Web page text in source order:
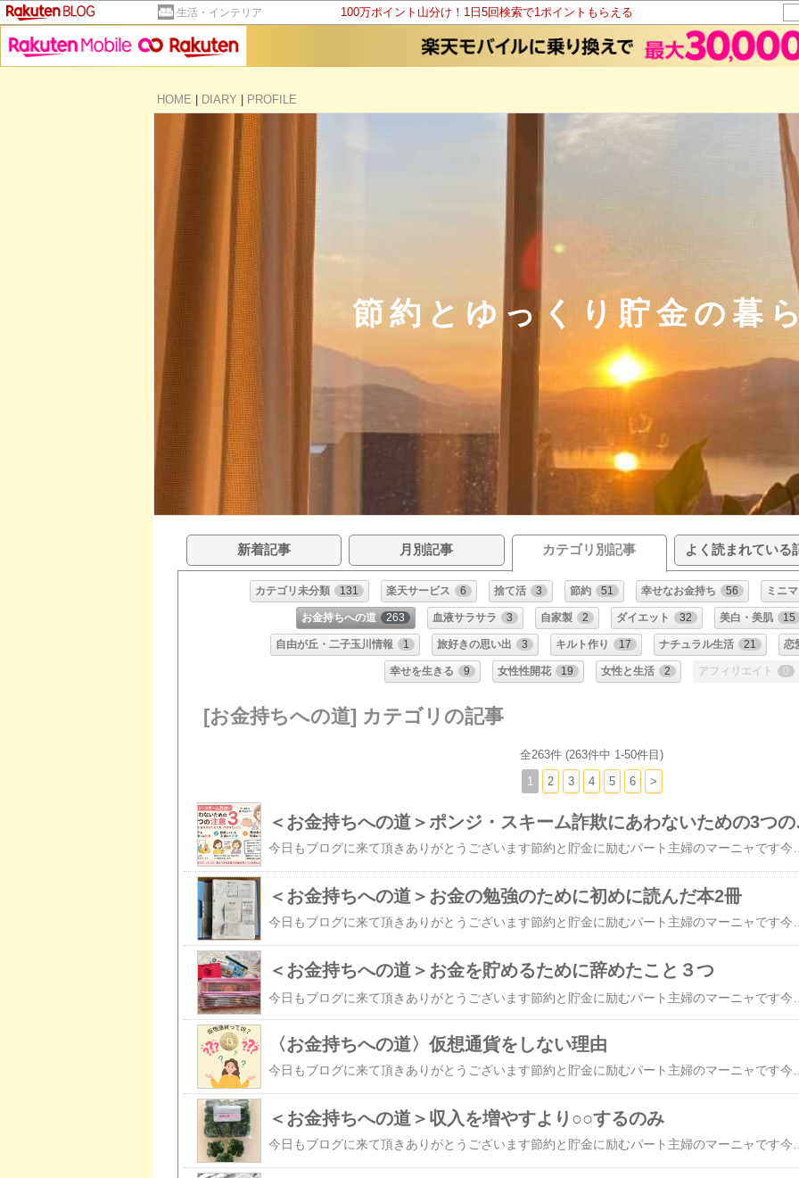
生活・インテリア 100万ポイント山分け！1日5回検索で1ポイントもらえる
HOME
DIARY PROFILE
節約とゆっくり貯金の暮
新着記事 月別記事 カテゴリ別記事 よく読まれている
カテゴリ未分類 131 楽天サービス 6 捨て活 3 節約 51 幸せなお金持ち 56 ミニ
お金持ちへの道 263 血液サラサラ 3 自家製 2 ダイエット 32 美白・美肌 15
自由が丘・二子玉川情報 1 旅好きの思い出 3 キルト作り 17 ナチュラル生活 21 恋
幸せを生きる 9 女性性開花 19 女性と生活 2 アフィリエイト 0
[お金持ちへの道] カテゴリの記事
全263件 (263件中 1-50件目)
1 2 3 4 5 6 >
＜お金持
＜お金持ちへの道＞お金の勉強のために初めに読んだ本2冊
＜お金持ちへの道＞お金を貯めるために辞めたこと３つ
〈お金持ちへの道〉仮想通貨をしない理由
＜お金持ちへの道＞収入を増やすより○○するのみ